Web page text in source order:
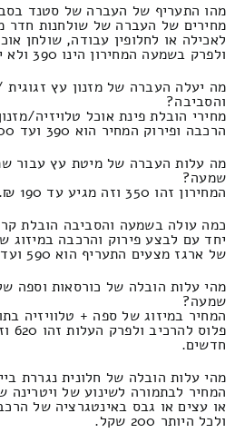
מהו התעריף של העברה של סטנד
מחירים של העברה של שולחנות חדר
לאכילה או לחלופין עבודה, שולחן
ולפרק בשמעה המחירון הינו 390 ולא יותר מ190 ₪.
מה יעלה העברה של מזנון עץ
והסביבה?
מחירי הובלת פינת אוכל טלויזיה/
הרכבה ופירוק המחיר הוא 390 ועד 200 שקל חדש.
שמעה?
המחירון זהו 350 וזה מגיע עד 190 ₪.
כמה עולה בשמעה והסביבה הובלת
יחד עם לבצע פירוק והרכבה במיזוג
של ארגז מצעים התעריף הוא 590 ועד 190 ש"ח.
מהי עלות הובלה של כורסאות וספה
שמעה?
המחיר במיזוג של ספה + טלוויזיה
חדשים.
מהי עלות הובלה של חלונית נגררת
המחיר לבתמורה לשינוע של ויטרינה
ולכל היותר 200 שקל.